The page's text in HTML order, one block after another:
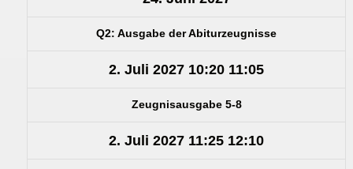
Q2: Ausgabe der Abiturzeugnisse
2. Juli 2027 10:20 11:05
Zeugnisausgabe 5-8
2. Juli 2027 11:25 12:10